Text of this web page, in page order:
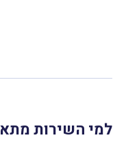
למי השירות